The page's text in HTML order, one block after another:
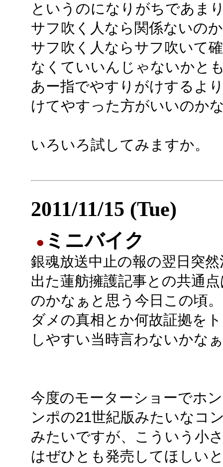
というのになりがちであま
サフ吹く人なら関係ないの
サフ吹く人ならサフ吹いて
なくていいんじゃないかと
あー指でやすりがけするよ
けてやすった方がいいのか
いろいろ試してみますか。
2011/11/15 (Tue)
● ミニバイク
銀魂放送中止の報の翌日突
出た蓮舫擁護記事との共通
のかなぁと思う今日この頃
ダメの真相とか何故証拠を
しやすい当時言わないかな
今度のモーターショーでホ
ンポの21世紀版みたいなコ
みたいですが、こういう小
はぜひとも発売してほしい